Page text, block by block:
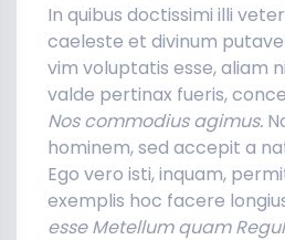
In quibus doctissimi illi
caeleste et divinum
vim voluptatis esse, aliam
valde pertinax fueris,
Nos commodius agimus.
hominem, sed accepit a
Ego vero isti, inquam,
exemplis hoc facere
esse Metellum quam